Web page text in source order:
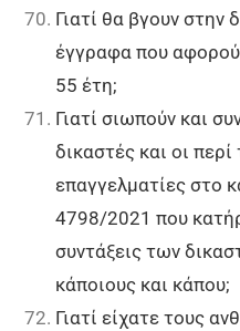
Γιατί θα βγουν στην
έγγραφα που
55 έτη;
Γιατί σιωπούν και
δικαστές και οι
επαγγελματίες στο
4798/2021 που
συντάξεις των
κάποιους και κάπου;
Γιατί είχατε τους